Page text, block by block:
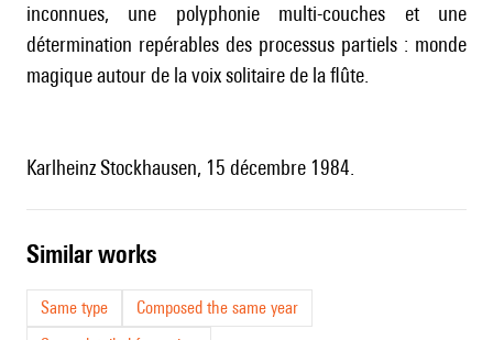
inconnues, une polyphonie multi-couches et une
détermination repérables des processus partiels : monde
magique autour de la voix solitaire de la flûte.
Karlheinz Stockhausen, 15 décembre 1984.
similar works
Same type
Composed the same year